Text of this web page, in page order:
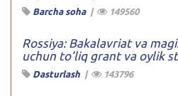
Barcha soha| 149560
Rossiya: Bakalavriat va
uchun to’liq grant va oylik
Dasturlash | 143796